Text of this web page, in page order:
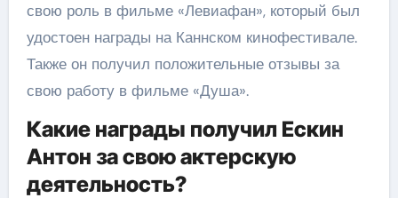
свою роль в фильме «Левиафан», который был
удостоен награды на Каннском кинофестивале.
Также он получил положительные отзывы за
свою работу в фильме «Душа».
Какие награды получил Ескин
Антон за свою актерскую
деятельность?